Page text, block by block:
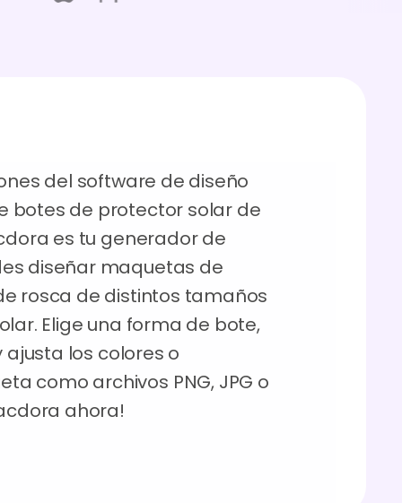
del software de diseño
botes de protector solar de
es tu generador de
diseñar maquetas de
rosca de distintos tamaños
Elige una forma de bote,
los colores o
como archivos PNG, JPG o
ahora!